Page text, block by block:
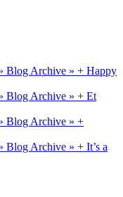
Blog Archive » + Happy
Blog Archive » + Et
Blog Archive » +
Blog Archive » + It’s a